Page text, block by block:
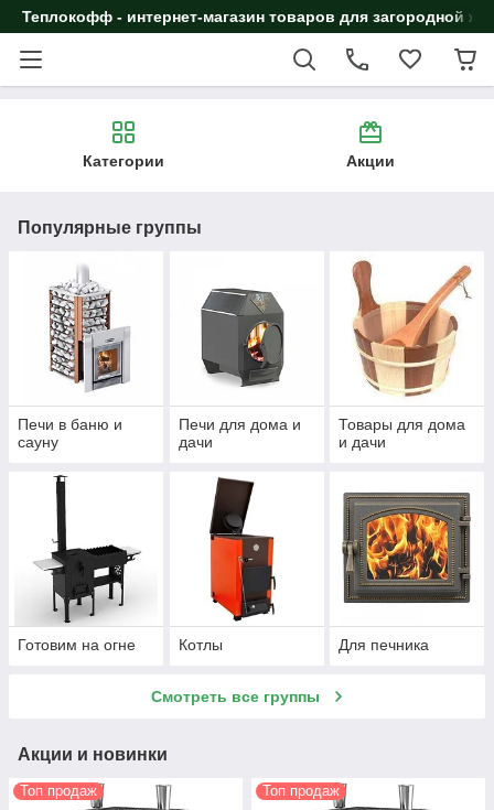
Теплокофф - интернет-магазин товаров для загородной
Категории Акции
Популярные группы
Печи в баню и
сауну
Печи для дома и
дачи
Товары для дома
и дачи
Готовим на огне Котлы Для печника
Смотреть все группы
Акции и новинки
Топ продаж Топ продаж